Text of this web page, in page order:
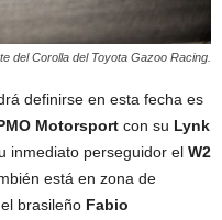
del Corolla del Toyota Gazoo Racing.
definirse en esta fecha es
Motorsport con su Lynk
inmediato perseguidor el W2
está en zona de
brasileño Fabio